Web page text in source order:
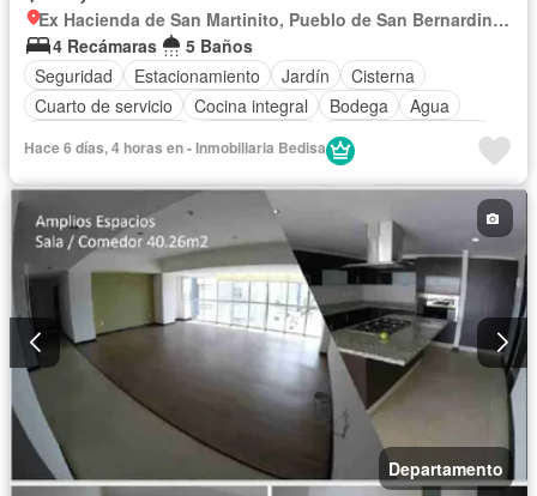
Ex Hacienda de San Martinito, Pueblo de San Bernardino Tlaxcalancingo
4 Recámaras
5 Baños
Seguridad
Estacionamiento Jardín
Cisterna
Cuarto de servicio
Cocina integral Bodega
Agua
Caseta de vigilancia
Vista panorámica
Sin amueblar
Hace 6 días, 4 horas en - Inmobiliaria Bedisa
Departamento